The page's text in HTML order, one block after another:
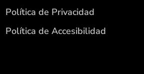
Política de Privacidad
Política de Accesibilidad